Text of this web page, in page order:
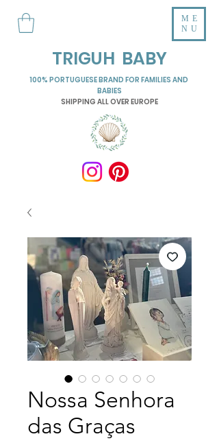
TRIGUH BABY
ME
NU
100% PORTUGUESE BRAND FOR FAMILIES AND
BABIES
SHIPPING ALL OVER EUROPE
Nossa Senhora
das Graças